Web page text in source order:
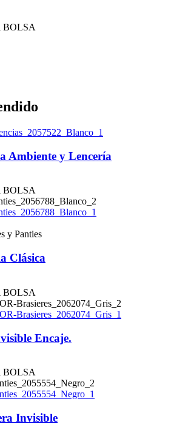
BOLSA
Ambiente y Lencería
BOLSA
y Panties
Clásica
BOLSA
Encaje.
BOLSA
Invisible